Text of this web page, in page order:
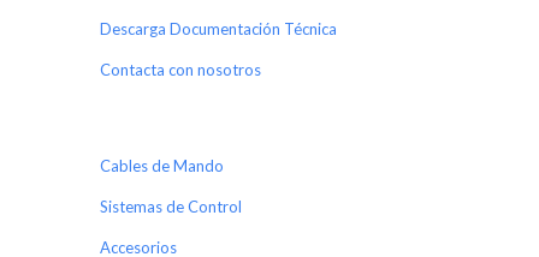
Descarga Documentación Técnica
Contacta con nosotros
Cables de Mando
Sistemas de Control
Accesorios